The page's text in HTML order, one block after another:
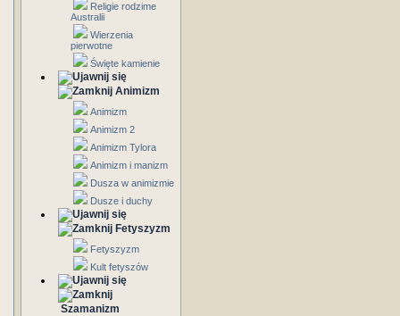
Religie rodzime
Australii
Wierzenia
pierwotne
Święte kamienie
Animizm
Animizm
Animizm 2
Animizm Tylora
Animizm i manizm
Dusza w animizmie
Dusze i duchy
Fetyszyzm
Fetyszyzm
Kult fetyszów
Szamanizm